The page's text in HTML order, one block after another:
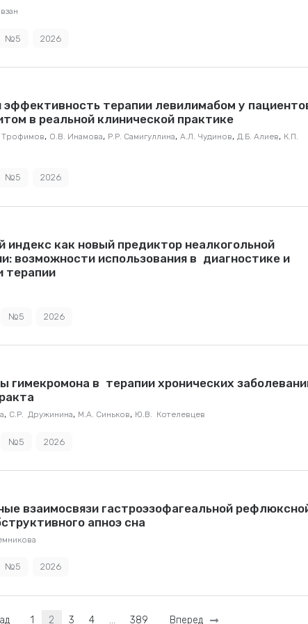
№5 2026
терапии левилимабом у
в реальной клинической практике
Трофимов, О.В. Инамова, Р.Р. Самигуллина, А.Л. Чудинов, Д.Б. Алиев, К.П.
№5 2026
индекс как новый предиктор неалкогольной
возможности использования в диагностике и
терапии
№5 2026
в терапии хронических
, С.Р. Дружинина, М.А. Синьков, Ю.В. Котелевцев
№5 2026
взаимосвязи гастроэзофагеальной
апноэ сна
№5 2026
1 2 3 4 … 389 Вперед